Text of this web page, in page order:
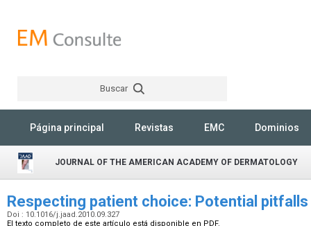
Buscar
Página principal Revistas EMC Dominios
JOURNAL OF THE AMERICAN ACADEMY OF DERMATOLOGY
Respecting patient choice: Potential
Doi : 10.1016/j.jaad.2010.09.327
El texto completo de este artículo está disponible en PDF.